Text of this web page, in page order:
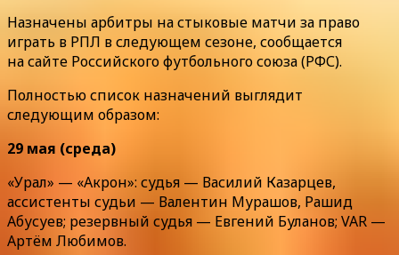
Назначены арбитры на стыковые матчи за право
играть в РПЛ в следующем сезоне, сообщается
на сайте Российского футбольного союза (РФС).
Полностью список назначений выглядит
следующим образом:
29 мая (среда)
«Урал» — «Акрон»: судья — Василий Казарцев,
ассистенты судьи — Валентин Мурашов, Рашид
Абусуев; резервный судья — Евгений Буланов; VAR —
Артём Любимов.